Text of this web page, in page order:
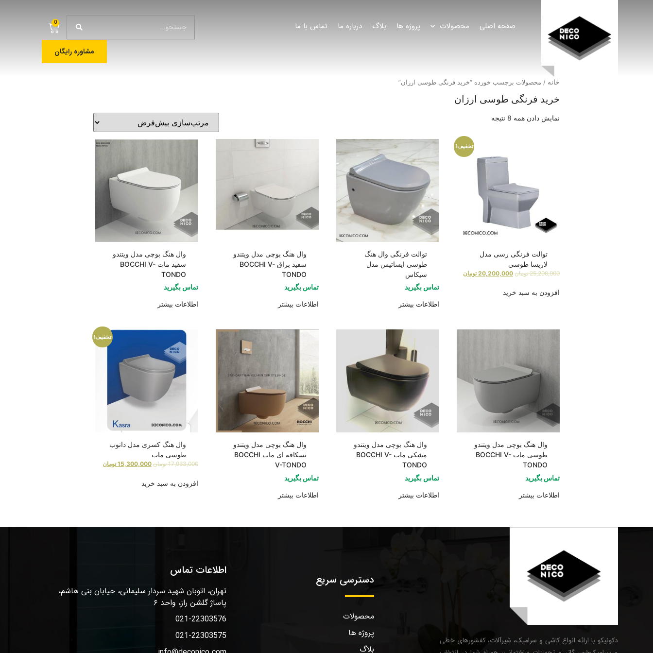
صفحه اصلی محصولات پروژه ها بلاگ درباره ما تماس با ما 0
مشاوره رایگان
خانه / محصولات برچسب خورده “خرید فرنگی طوسی ارزان”
خرید فرنگی طوسی ارزان
نمایش دادن همه 8 نتیجه
تخفیف!
توالت فرنگی رسی مدل
لاریسا طوسی
25,200,000 تومان 20,200,000 تومان
افزودن به سبد خرید
توالت فرنگی وال هنگ
طوسی ایساتیس مدل
سیکاس
تماس بگیرید
اطلاعات بیشتر
وال هنگ بوچی مدل ویتندو
سفید براق BOCCHI V-
TONDO
تماس بگیرید
اطلاعات بیشتر
وال هنگ بوچی مدل ویتندو
سفید مات BOCCHI V-
TONDO
تماس بگیرید
اطلاعات بیشتر
وال هنگ بوچی مدل ویتندو
طوسی مات BOCCHI V-
TONDO
تماس بگیرید
اطلاعات بیشتر
وال هنگ بوچی مدل ویتندو
مشکی مات BOCCHI V-
TONDO
تماس بگیرید
اطلاعات بیشتر
وال هنگ بوچی مدل ویتندو
نسکافه ای مات BOCCHI
V-TONDO
تماس بگیرید
اطلاعات بیشتر
تخفیف!
وال هنگ کسری مدل دانوب
طوسی مات
17,963,000 تومان 15,300,000 تومان
افزودن به سبد خرید
دکونیکو با ارائه انواع کاشی و سرامیک، شیرآلات، کفشورهای خطی
دسترسی سریع
محصولات
پروژه ها
بلاگ
اطلاعات تماس
تهران، اتوبان شهید سردار سلیمانی، خیابان بنی هاشم،
پاساژ گلشن راز، واحد ۶
021-22303576
021-22303575